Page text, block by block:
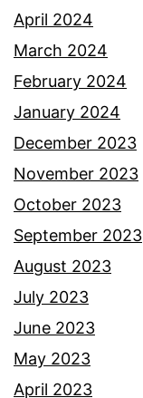
April 2024
March 2024
February 2024
January 2024
December 2023
November 2023
October 2023
September 2023
August 2023
July 2023
June 2023
May 2023
April 2023